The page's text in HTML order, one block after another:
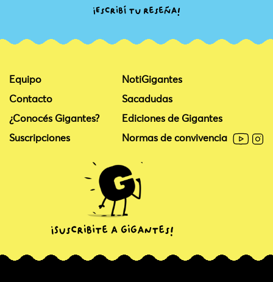
Equipo
Contacto
¿Conocés Gigantes?
Suscripciones
NotiGigantes
Sacadudas
Ediciones de Gigantes
Normas de convivencia